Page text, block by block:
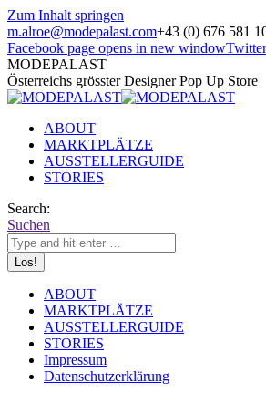
Zum Inhalt springen
m.alroe@modepalast.com+43 (0) 676 581
Facebook page opens in new window
MODEPALAST
Österreichs grösster Designer Pop Up Store
ABOUT
MARKTPLÄTZE
AUSSTELLERGUIDE
STORIES
Search:
Suchen
ABOUT
MARKTPLÄTZE
AUSSTELLERGUIDE
STORIES
Impressum
Datenschutzerklärung